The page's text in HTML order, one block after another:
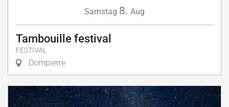
Samstag 8. Aug
Tambouille festival
FESTIVAL
Dompierre